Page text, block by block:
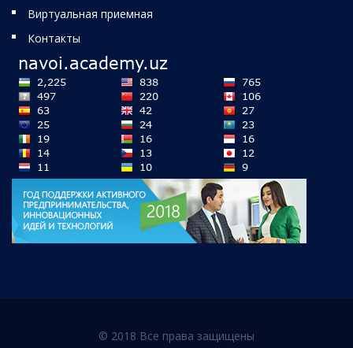
Виртуальная приемная
Контакты
© 2018 Все права защищены